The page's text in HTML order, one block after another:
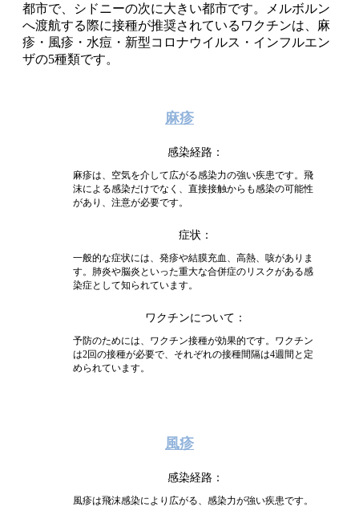
都市で、シドニーの次に大きい都市です。メルボルン
へ渡航する際に接種が推奨されているワクチンは、麻
疹・風疹・水痘・新型コロナウイルス・インフルエン
ザの5種類です。
麻疹
感染経路
麻疹は、空気を介して広がる感染力の強い疾患です。飛
沫による感染だけでなく、直接接触からも感染の可能性
があり、注意が必要です。
症状
一般的な症状には、発疹や結膜充血、高熱、咳がありま
す。肺炎や脳炎といった重大な合併症のリスクがある感
染症として知られています。
ワクチンについて
予防のためには、ワクチン接種が効果的です。ワクチン
は2回の接種が必要で、それぞれの接種間隔は4週間と定
められています。
風疹
感染経路
風疹は飛沫感染により広がる、感染力が強い疾患です。